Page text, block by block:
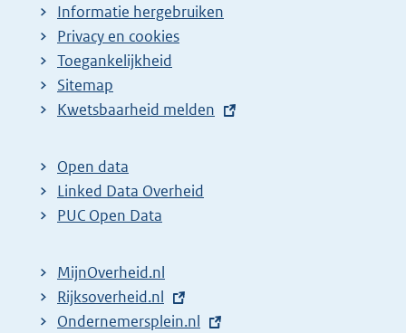
Informatie hergebruiken
Privacy en cookies
Toegankelijkheid
Sitemap
E
t
e
r
l
i
n
Kwetsbaarheid melden
Open data
Linked Data Overheid
PUC Open Data
MijnOverheid.nl
E
x
Rijksoverheid.nl
E
Ondernemersplein.nl